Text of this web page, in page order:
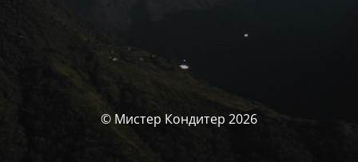
© Мистер Кондитер 2026